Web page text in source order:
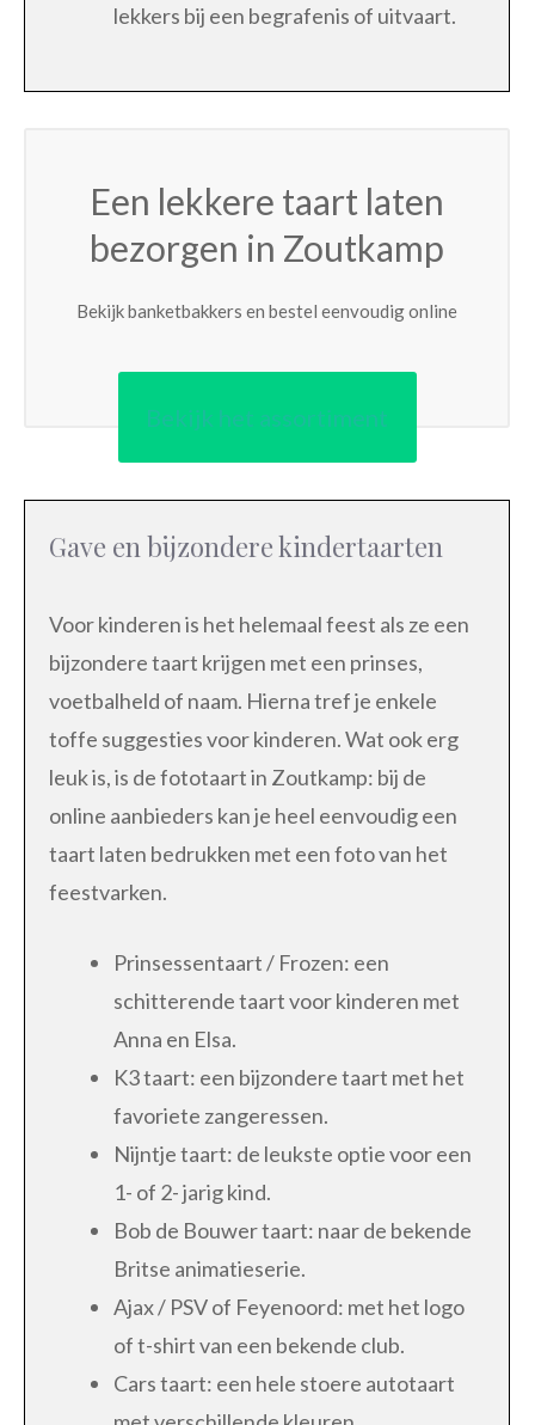
lekkers bij een begrafenis of uitvaart.
Een lekkere taart laten
bezorgen in Zoutkamp
Bekijk banketbakkers en bestel eenvoudig online
Bekijk het assortiment
Gave en bijzondere kindertaarten
Voor kinderen is het helemaal feest als ze een
bijzondere taart krijgen met een prinses,
voetbalheld of naam. Hierna tref je enkele
toffe suggesties voor kinderen. Wat ook erg
leuk is, is de fototaart in Zoutkamp: bij de
online aanbieders kan je heel eenvoudig een
taart laten bedrukken met een foto van het
feestvarken.
Prinsessentaart / Frozen: een
schitterende taart voor kinderen met
Anna en Elsa.
K3 taart: een bijzondere taart met het
favoriete zangeressen.
Nijntje taart: de leukste optie voor een
1- of 2- jarig kind.
Bob de Bouwer taart: naar de bekende
Britse animatieserie.
Ajax / PSV of Feyenoord: met het logo
of t-shirt van een bekende club.
Cars taart: een hele stoere autotaart